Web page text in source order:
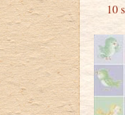
10